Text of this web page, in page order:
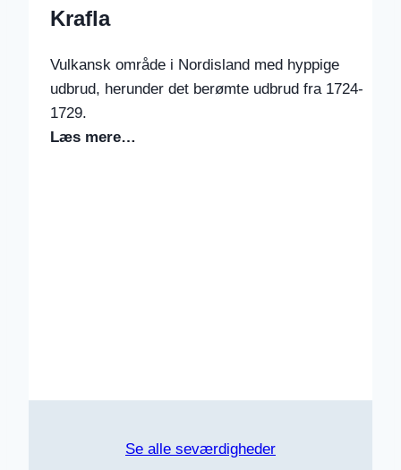
Krafla
Vulkansk område i Nordisland med hyppige
udbrud, herunder det berømte udbrud fra 1724-
1729.
Læs mere…
Se alle seværdigheder